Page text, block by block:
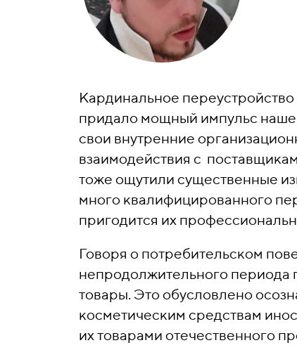
Кардинальное
придало мощный импульс
свои внутренние
взаимодействия с
тоже ощутили существенные
много квалифицированного
пригодится их
Говоря о потребительском
непродолжительного периода
товары. Это обусловлено
косметическим средствам
их товарами отечественного